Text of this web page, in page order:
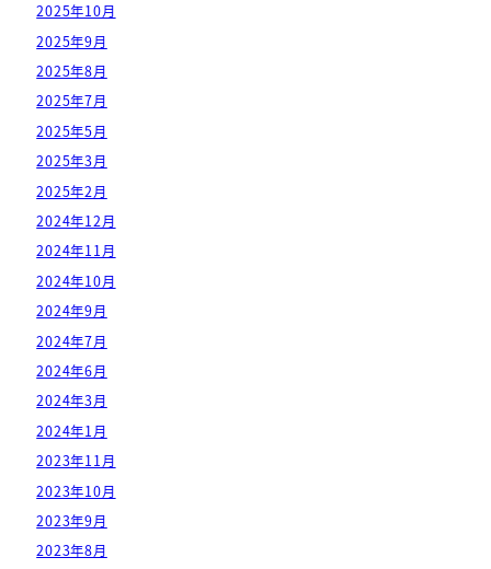
2025年10月
2025年9月
2025年8月
2025年7月
2025年5月
2025年3月
2025年2月
2024年12月
2024年11月
2024年10月
2024年9月
2024年7月
2024年6月
2024年3月
2024年1月
2023年11月
2023年10月
2023年9月
2023年8月